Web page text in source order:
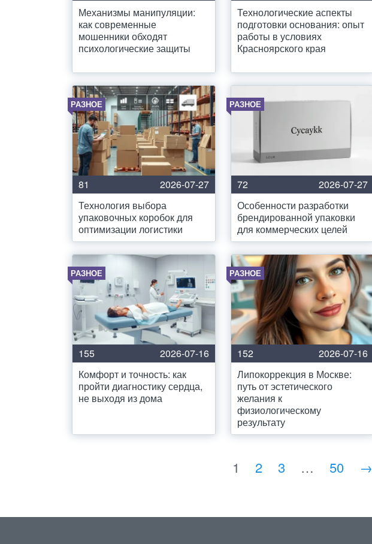
Механизмы манипуляции:
как современные
мошенники обходят
психологические защиты
Технологические аспекты
подготовки основания: опыт
работы в условиях
Красноярского края
РАЗНОЕ
81
2026-07-27
Технология выбора
упаковочных коробок для
оптимизации логистики
РАЗНОЕ
72
2026-07-27
Особенности разработки
брендированной упаковки
для коммерческих целей
РАЗНОЕ
155
2026-07-16
Комфорт и точность: как
пройти диагностику сердца,
не выходя из дома
РАЗНОЕ
152
2026-07-16
Липокоррекция в Москве:
путь от эстетического
желания к
физиологическому
результату
1 2 3 … 50 →